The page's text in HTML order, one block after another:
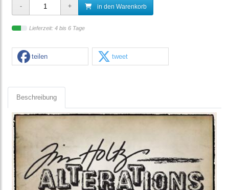
in den Warenkorb
Lieferzeit: 4 bis 6 Tage
teilen tweet
Beschreibung